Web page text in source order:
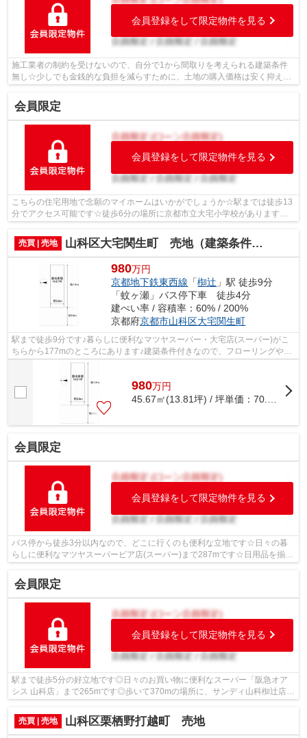
会員登録をして限定物件を見る
施工業者の制約を受けないので、自分で1から間取りを考えられる建築条件
無し☆少しでも金銭的な負担を減らすために、土地の購入価格は安く抑えま
会員限定
会員登録をして限定物件を見る
こちらの住宅用地で念願のマイホームはいかがでしょうか☆駅までは徒歩13
分でアクセス可能です☆徒歩6分の場所に京都市立大宅小学校があります☆
売買 | 売地
山科区大宅関生町 売地（建築条件付き）
980万円
京都地下鉄東西線 「椥辻 」駅 徒歩9分
「蚊ヶ瀬」バス停下車 徒歩4分
建ぺい率 / 容積率：60% / 200%
京都府京都市山科区大宅関生町
駅まで徒歩9分です♪暮らしに便利なマツヤスーパー・大宅店(スーパー)がこ
ちらから177mのところにあります♪建築条件付きなので、フローリングやキ
ッチンなどのグレードを上下させたり、...
980万円
45.67㎡(13.81坪) / 坪単価：70.96 万円
会員限定
会員登録をして限定物件を見る
バス停から徒歩3分以内なので、どこに行くのも便利な立地です☆日々の暮
らしに便利なマツヤスーパービア店(スーパー)まで287mです☆日用品を揃え
るのに便利なホームセンター「コーナン西...
会員限定
会員登録をして限定物件を見る
駅まで徒歩5分の好立地です◎日々のお買い物に便利なスーパー「阪急オア
シス 山科店」まで265mです◎歩いて370mの場所に、サンディ山科椥辻店が
あります◎薬や日用品を買うのに便利なスギ...
売買 | 売地
山科区栗栖野打越町 売地